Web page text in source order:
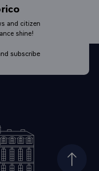
and citizen
shine!
subscribe
Top of